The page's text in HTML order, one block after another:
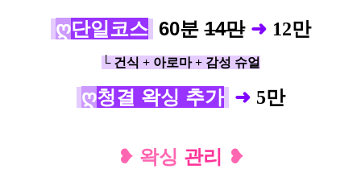
ღ단일코스 60분 14만 ➜ 12만
└ 건식 + 아로마 + 감성 슈얼
ღ청결 왁싱 추가 ➜ 5만
❥ 왁싱 관리
❥